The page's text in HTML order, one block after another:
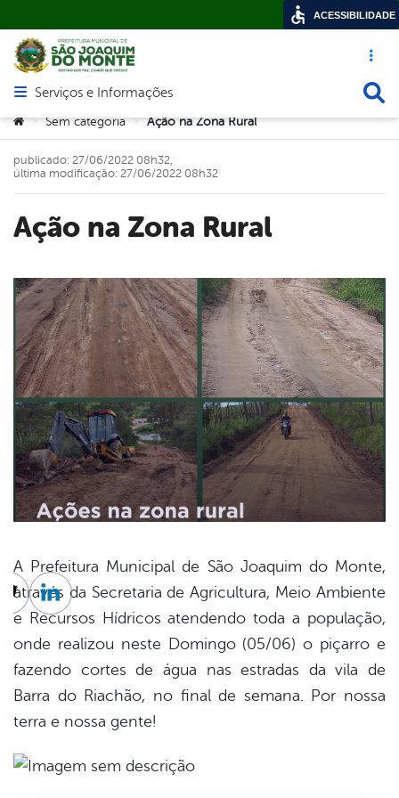
Acesso
Abrir menu principal de navegação
Serviços e Informações
Você está aqui:
> Sem categoria > Ação na Zona Rural
Ação na Zona Rural
publicado: 27/06/2022 08h32,
última modificação: 27/06/2022 08h32
A Prefeitura Municipal de São Joaquim do Monte,
através da Secretaria de Agricultura, Meio Ambiente
e Recursos Hídricos atendendo toda a população,
onde realizou neste Domingo (05/06) o piçarro e
fazendo cortes de água nas estradas da vila de
Barra do Riachão, no final de semana. Por nossa
terra e nossa gente!
Twitter
Linkedin
ACESSIBILIDADE